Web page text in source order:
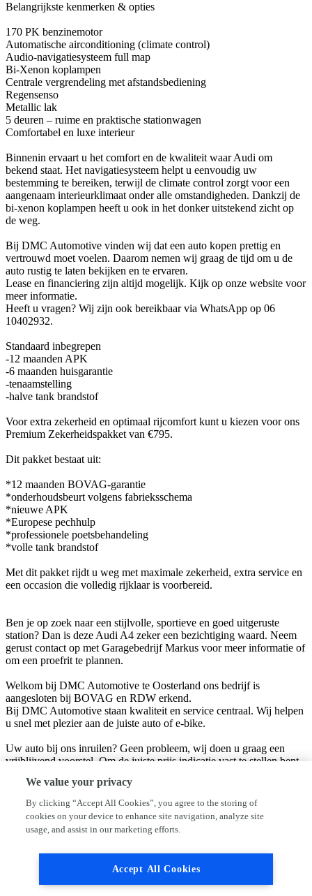
Belangrijkste kenmerken & opties
170 PK benzinemotor
Automatische airconditioning (climate control)
Audio-navigatiesysteem full map
Bi-Xenon koplampen
Centrale vergrendeling met afstandsbediening
Regensenso
Metallic lak
5 deuren – ruime en praktische stationwagen
Comfortabel en luxe interieur
Binnenin ervaart u het comfort en de kwaliteit waar Audi om
bekend staat. Het navigatiesysteem helpt u eenvoudig uw
bestemming te bereiken, terwijl de climate control zorgt voor een
aangenaam interieurklimaat onder alle omstandigheden. Dankzij de
bi-xenon koplampen heeft u ook in het donker uitstekend zicht op
de weg.
Bij DMC Automotive vinden wij dat een auto kopen prettig en
vertrouwd moet voelen. Daarom nemen wij graag de tijd om u de
auto rustig te laten bekijken en te ervaren.
Lease en financiering zijn altijd mogelijk. Kijk op onze website voor
meer informatie.
Heeft u vragen? Wij zijn ook bereikbaar via WhatsApp op 06
10402932.
Standaard inbegrepen
-12 maanden APK
-6 maanden huisgarantie
-tenaamstelling
-halve tank brandstof
Voor extra zekerheid en optimaal rijcomfort kunt u kiezen voor ons
Premium Zekerheidspakket van €795.
Dit pakket bestaat uit:
*12 maanden BOVAG-garantie
*onderhoudsbeurt volgens fabrieksschema
*nieuwe APK
*Europese pechhulp
*professionele poetsbehandeling
*volle tank brandstof
Met dit pakket rijdt u weg met maximale zekerheid, extra service en
een occasion die volledig rijklaar is voorbereid.
Ben je op zoek naar een stijlvolle, sportieve en goed uitgeruste
station? Dan is deze Audi A4 zeker een bezichtiging waard. Neem
gerust contact op met Garagebedrijf Markus voor meer informatie of
om een proefrit te plannen.
Welkom bij DMC Automotive te Oosterland ons bedrijf is
aangesloten bij BOVAG en RDW erkend.
Bij DMC Automotive staan kwaliteit en service centraal. Wij helpen
u snel met plezier aan de juiste auto of e-bike.
Uw auto bij ons inruilen? Geen probleem, wij doen u graag een
vrijblijvend voorstel. Om de juiste prijs indicatie vast te stellen bent
Bent u op zoek naar een andere auto, kijk dan eens naar ons aanbod
occasions. Gaat uw voorkeur uit naar een nieuwe auto, dan leveren
wij u de auto van uw keuze.
LET OP WIJ ZIJN VERHUISD! ONS NIEUWE ADRES IS
Hoewel wij uiterste zorg hebben besteed aan de samenstelling van
deze advertentie, kunnen er geen rechten worden ontleend aan de
We value your privacy
By clicking “Accept All Cookies”, you agree to the storing of
cookies on your device to enhance site navigation, analyze site
usage, and assist in our marketing efforts.
Accept All Cookies